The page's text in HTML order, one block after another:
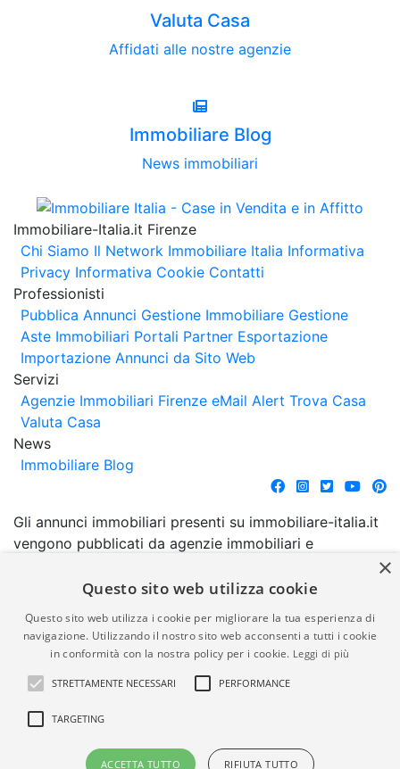
Valuta Casa
Affidati alle nostre agenzie
Immobiliare Blog
News immobiliari
Immobiliare-Italia.it Firenze
Chi Siamo Il Network Immobiliare Italia Informativa
Privacy Informativa Cookie Contatti
Professionisti
Pubblica Annunci Gestione Immobiliare Gestione
Aste Immobiliari Portali Partner Esportazione
Importazione Annunci da Sito Web
Servizi
Agenzie Immobiliari Firenze eMail Alert Trova Casa
Valuta Casa
News
Immobiliare Blog
Gli annunci immobiliari presenti su immobiliare-italia.it
vengono pubblicati da agenzie immobiliari e
comporta l'approvazione o l'avallo da parte di
garanzia da parte di quest'ultima. immobiliare-italia.it
quindi non è responsabile della veridicità, della
correttezza, della completezza, della normativa in
materia di privacy e/o di alcun altro aspetto dei
suddetti annunci.
© Copyright 2007 - 2026
Powered by
×
Questo sito web utilizza cookie
Questo sito web utilizza i cookie per migliorare la tua esperienza di
navigazione. Utilizzando il nostro sito web acconsenti a tutti i cookie
in conformità con la nostra policy per i cookie. Leggi di più
STRETTAMENTE NECESSARI PERFORMANCE
TARGETING
ACCETTA TUTTO RIFIUTA TUTTO